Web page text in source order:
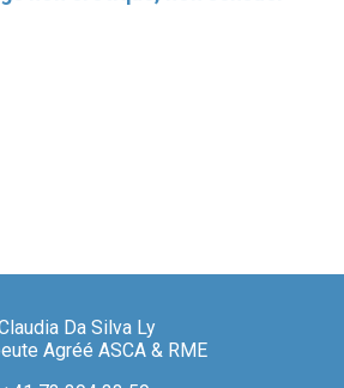
Da Silva Ly
Agréé ASCA & RME